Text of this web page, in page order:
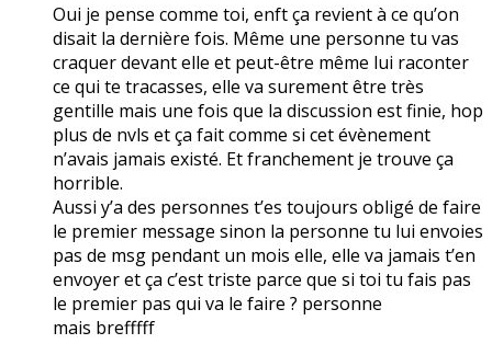
Oui je pense comme toi, enft ça revient à ce qu’on
disait la dernière fois. Même une personne tu vas
craquer devant elle et peut-être même lui raconter
ce qui te tracasses, elle va surement être très
gentille mais une fois que la discussion est finie, hop
plus de nvls et ça fait comme si cet évènement
n’avais jamais existé. Et franchement je trouve ça
horrible.
Aussi y’a des personnes t’es toujours obligé de faire
le premier message sinon la personne tu lui envoies
pas de msg pendant un mois elle, elle va jamais t’en
envoyer et ça c’est triste parce que si toi tu fais pas
le premier pas qui va le faire ? personne
mais brefffff